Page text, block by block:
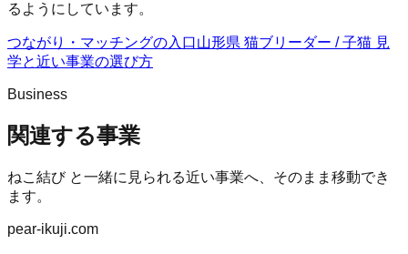
るようにしています。
つながり・マッチングの入口山形県 猫ブリーダー / 子猫 見
学と近い事業の選び方
Business
関連する事業
ねこ結びと一緒に見られる近い事業へ、そのまま移動でき
ます。
pear-ikuji.com